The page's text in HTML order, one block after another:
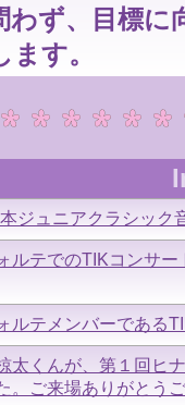
わず、目標に
ます。
ジュニアクラシック
ルテでのTIKコンサ
ルテメンバーである
太くんが、第１回ヒ
。ご来場ありがとうご